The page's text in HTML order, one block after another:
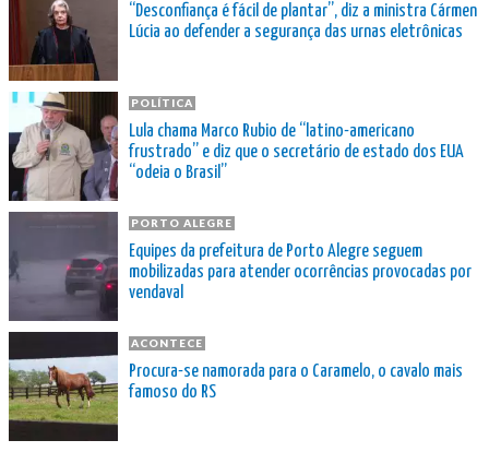
“Desconfiança é fácil de plantar”, diz a ministra Cármen
Lúcia ao defender a segurança das urnas eletrônicas
POLÍTICA
Lula chama Marco Rubio de “latino-americano
frustrado” e diz que o secretário de estado dos EUA
“odeia o Brasil”
PORTO ALEGRE
Equipes da prefeitura de Porto Alegre seguem
mobilizadas para atender ocorrências provocadas por
vendaval
ACONTECE
Procura-se namorada para o Caramelo, o cavalo mais
famoso do RS